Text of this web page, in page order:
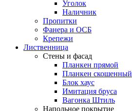
Уголок
Наличник
Пропитки
Фанера и ОСБ
Крепежи
Лиственница
Стены и фасад
Планкен прямой
Планкен скошенный
Блок хаус
Имитация бруса
Вагонка Штиль
Напольное покрытие